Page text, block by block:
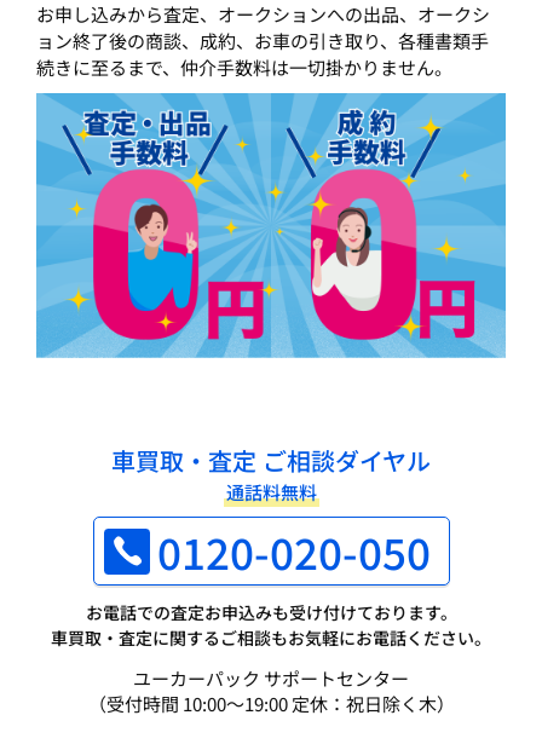
お申し込みから査定、オークションへの出品、オークシ
ョン終了後の商談、成約、お車の引き取り、各種書類手
続きに至るまで、仲介手数料は一切掛かりません。
車買取・査定 ご相談ダイヤル
通話料無料
0120-020-050
お電話での査定お申込みも受け付けております。
車買取・査定に関するご相談もお気軽にお電話ください。
ユーカーパック サポートセンター
（受付時間 10:00～19:00 定休：祝日除く木）